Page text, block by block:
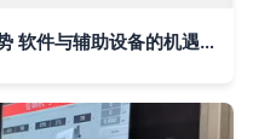
2020倒闭工厂整厂设备回收趋势 软件与辅助设备的机遇与挑战